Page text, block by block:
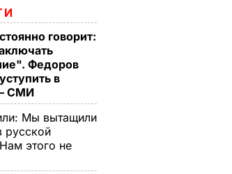
говорит:
Федоров
в
СМИ
Мы вытащили
русской
этого не